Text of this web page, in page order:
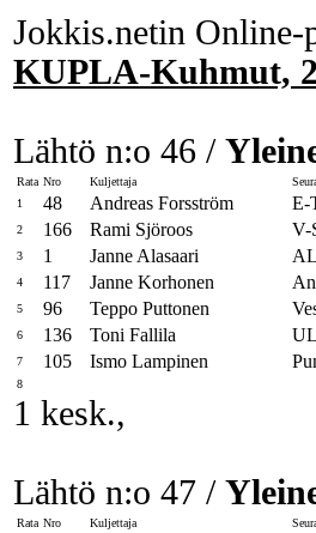
Jokkis.netin
KUPLA-Kuhmut,
Lähtö n:o 46 /
Rata Nro Kuljettaja
1
48 Andreas Forsström E-
2 166 Rami Sjöroos V-
3 1 Janne Alasaari
4 117 Janne Korhonen
5 96 Teppo Puttonen
6 136 Toni Fallila
7 105 Ismo Lampinen
8
1 kesk.,
Lähtö n:o 47 /
Rata Nro Kuljettaja